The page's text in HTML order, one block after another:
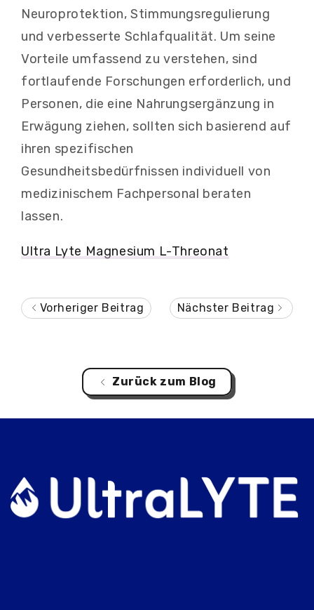
Neuroprotektion, Stimmungsregulierung
und verbesserte Schlafqualität. Um seine
Vorteile umfassend zu verstehen, sind
fortlaufende Forschungen erforderlich, und
Personen, die eine Nahrungsergänzung in
Erwägung ziehen, sollten sich basierend auf
ihren spezifischen
Gesundheitsbedürfnissen individuell von
medizinischem Fachpersonal beraten
lassen.
Ultra Lyte Magnesium L-Threonat
Vorheriger Beitrag Nächster Beitrag
Zurück zum Blog